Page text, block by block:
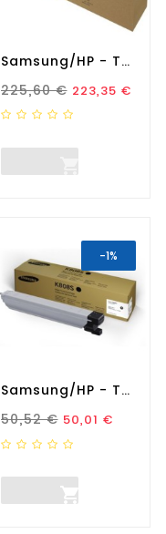
Samsung/HP - Toner...
Prezzo Standard
225,60 € Prezzo
223,35 €
-1%
Samsung/HP - Toner...
Prezzo Standard
50,52 € Prezzo
50,01 €
